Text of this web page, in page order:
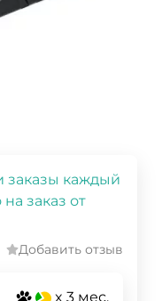
заказы каждый
заказ от
Добавить отзыв
x 3 мес.